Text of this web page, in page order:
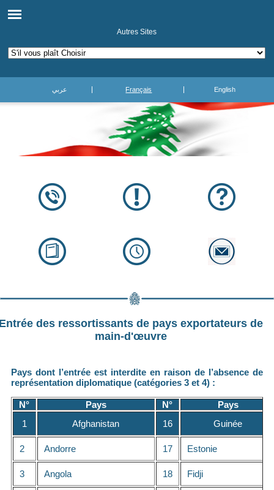
Autres Sites
عربي Français English
des ressortissants de pays exportateurs de
main-d'œuvre
Pays dont l’entrée est interdite en raison de l’absence de
représentation diplomatique (catégories 3 et 4) :
N° Pays N°
Pays
1
Afghanistan 16 Guinée
2 Andorre 17 Estonie
3 Angola 18 Fidji